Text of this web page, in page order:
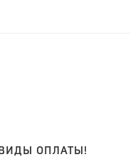
ОПЛАТЫ!